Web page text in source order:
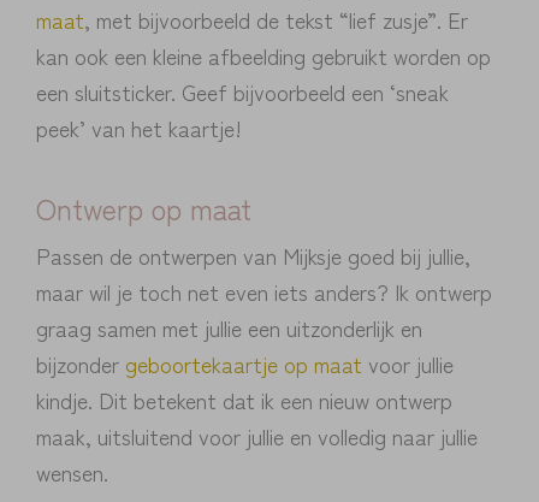
maat, met bijvoorbeeld de tekst “lief zusje”. Er
kan ook een kleine afbeelding gebruikt worden op
een sluitsticker. Geef bijvoorbeeld een ‘sneak
peek’ van het kaartje!
Ontwerp op maat
Passen de ontwerpen van Mijksje goed bij jullie,
maar wil je toch net even iets anders? Ik ontwerp
graag samen met jullie een uitzonderlijk en
bijzonder geboortekaartje op maat voor jullie
kindje. Dit betekent dat ik een nieuw ontwerp
maak, uitsluitend voor jullie en volledig naar jullie
wensen.